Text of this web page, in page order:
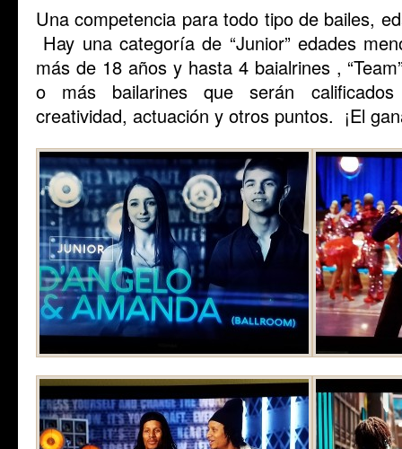
Una competencia para todo tipo de bailes,
Hay una categoría de “Junior” edades
más de 18 años y hasta 4 baialrines ,
o más bailarines que serán
creatividad, actuación y otros puntos. ¡El